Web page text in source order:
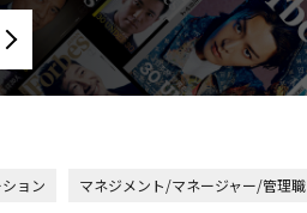
ョン マネジメント/マネージャー/管理職